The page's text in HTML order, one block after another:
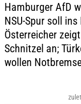
Hamburger AfD
NSU-Spur soll
Österreicher
Schnitzel an;
wollen